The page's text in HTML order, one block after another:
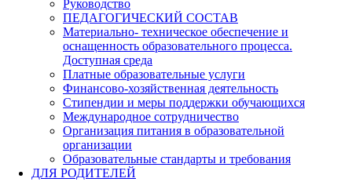
Руководство
ПЕДАГОГИЧЕСКИЙ СОСТАВ
Материально- техническое обеспечение и
оснащенность образовательного процесса.
Доступная среда
Платные образовательные услуги
Финансово-хозяйственная деятельность
Стипендии и меры поддержки обучающихся
Международное сотрудничество
Организация питания в образовательной
организации
Образовательные стандарты и требования
ДЛЯ РОДИТЕЛЕЙ